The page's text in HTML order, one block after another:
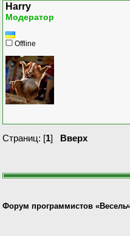
Harry
Модератор
Offline
Страниц: [1] Вверх
Форум программистов